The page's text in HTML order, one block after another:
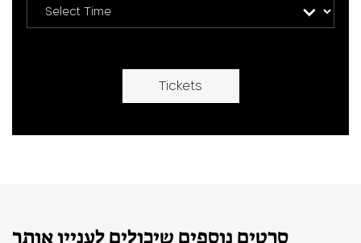
Tickets
סרטים נוספים שיכולים לעניין אותך